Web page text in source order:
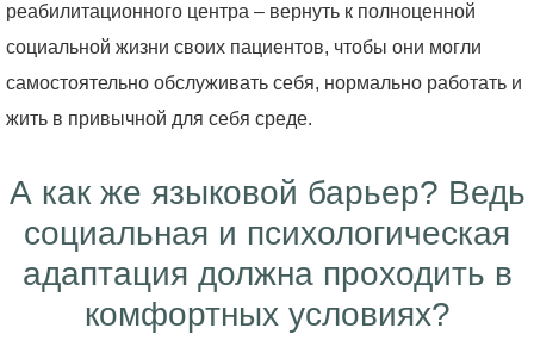
реабилитационного центра – вернуть к полноценной
социальной жизни своих пациентов, чтобы они могли
самостоятельно обслуживать себя, нормально работать и
жить в привычной для себя среде.
А как же языковой барьер? Ведь
социальная и психологическая
адаптация должна проходить в
комфортных условиях?